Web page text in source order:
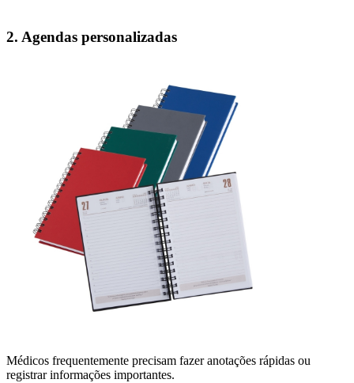
2. Agendas personalizadas
Médicos frequentemente precisam fazer anotações rápidas ou
registrar informações importantes.